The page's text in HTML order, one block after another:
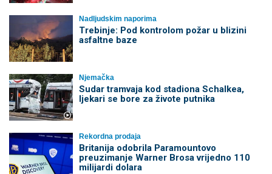
Nadljudskim naporima
Trebinje: Pod kontrolom požar u blizini
asfaltne baze
Njemačka
Sudar tramvaja kod stadiona Schalkea,
ljekari se bore za živote putnika
Rekordna prodaja
Britanija odobrila Paramountovo
preuzimanje Warner Brosa vrijedno 110
milijardi dolara